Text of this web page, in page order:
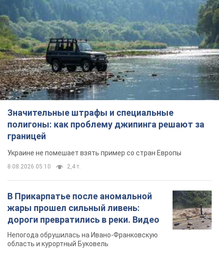
Значительные штрафы и специальные
полигоны: как проблему джипинга решают за
границей
Украине не помешает взять пример со стран Европы
8.08.2026 05:10 2,4 т.
В Прикарпатье после аномальной
жары прошел сильный ливень:
дороги превратились в реки. Видео
Непогода обрушилась на Ивано-Франковскую
область и курортный Буковель